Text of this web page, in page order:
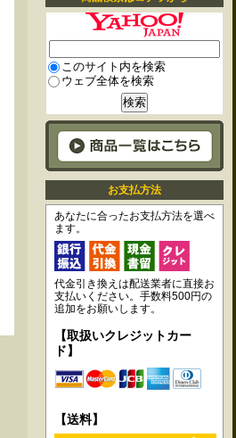
このサイト内を検索
ウェブ全体を検索
お支払方法
あなたに合ったお支払方法を選べ
ます。
代金引き換えは配送業者に直接お
支払いください。手数料500円の
追加をお願いします。
【取扱いクレジットカー
ド】
【送料】